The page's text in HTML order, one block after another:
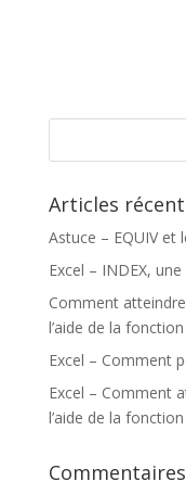
Articles
Astuce – EQUIV et
Excel – INDEX,
Comment
l’aide de la fonction
Excel – Comment
Excel – Comment
l’aide de la fonction